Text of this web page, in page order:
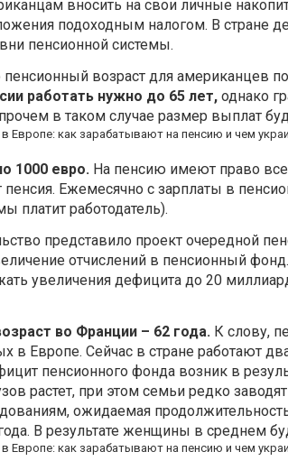
вносить на свои личные
подоходным налогом. В стране
пенсионной системы.
пенсионный возраст для американцев
работать нужно до 65 лет, однако
в таком случае размер выплат
1000 евро. На пенсию имеют право
Ежемесячно с зарплаты в
платит работодатель).
представило проект очередной
отчислений в пенсионный
увеличения дефицита до 20
во Франции – 62 года. К слову,
Европе. Сейчас в стране работают
пенсионного фонда возник в
растет, при этом семьи редко
ожидаемая
В результате женщины в среднем